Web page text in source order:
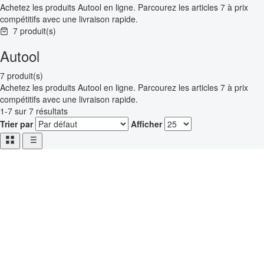
Achetez les produits Autool en ligne. Parcourez les articles 7 à prix
compétitifs avec une livraison rapide.
7 produit(s)
Autool
7 produit(s)
Achetez les produits Autool en ligne. Parcourez les articles 7 à prix
compétitifs avec une livraison rapide.
1-7 sur 7 résultats
Trier par
Afficher